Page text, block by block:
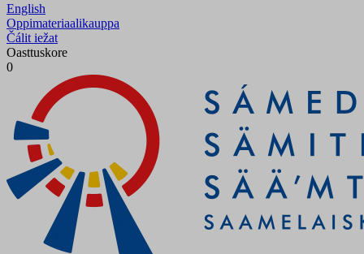
English
Oppimateriaalikauppa
Čálit iežat
Oasttuskore
0